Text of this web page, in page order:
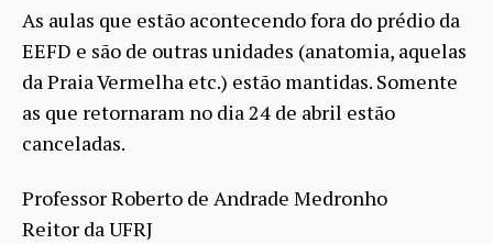
As aulas que estão acontecendo fora do prédio da
EEFD e são de outras unidades (anatomia, aquelas
da Praia Vermelha etc.) estão mantidas. Somente
as que retornaram no dia 24 de abril estão
canceladas.
Professor Roberto de Andrade Medronho
Reitor da UFRJ